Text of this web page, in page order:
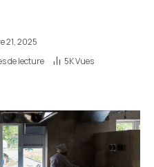
21, 2025
de lecture 5KVues